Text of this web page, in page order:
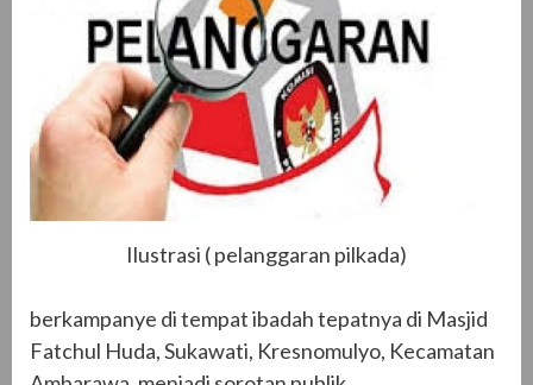
Ilustrasi ( pelanggaran pilkada)
berkampanye di tempat ibadah tepatnya di Masjid
Fatchul Huda, Sukawati, Kresnomulyo, Kecamatan